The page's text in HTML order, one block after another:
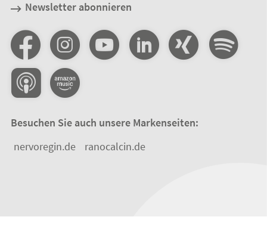
Newsletter abonnieren
Besuchen Sie auch unsere Markenseiten:
nervoregin.de
ranocalcin.de